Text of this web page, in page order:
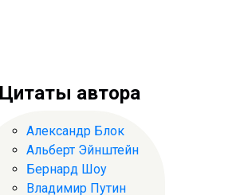
Цитаты автора
Александр Блок
Альберт Эйнштейн
Бернард Шоу
Владимир Путин